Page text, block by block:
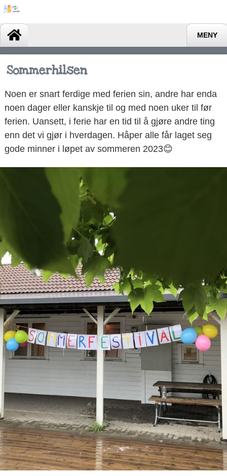
MENY
Sommerhilsen
Noen er snart ferdige med ferien sin, andre har enda
noen dager eller kanskje til og med noen uker til før
ferien. Uansett, i ferie har en tid til å gjøre andre ting
enn det vi gjør i hverdagen. Håper alle får laget seg
gode minner i løpet av sommeren 2023😊